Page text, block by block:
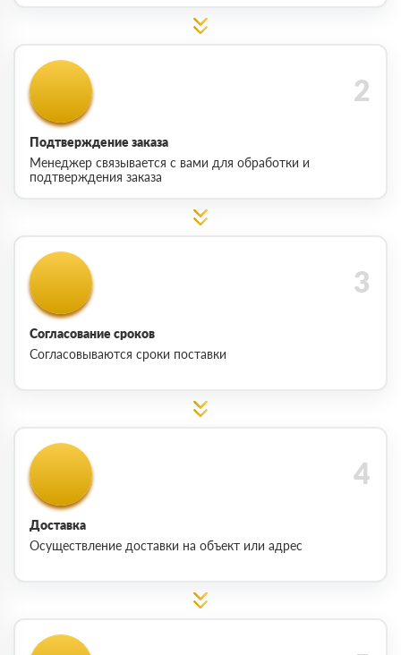
Подтверждение заказа
Менеджер связывается с вами для обработки и
подтверждения заказа
Согласование сроков
Согласовываются сроки поставки
Доставка
Осуществление доставки на объект или адрес